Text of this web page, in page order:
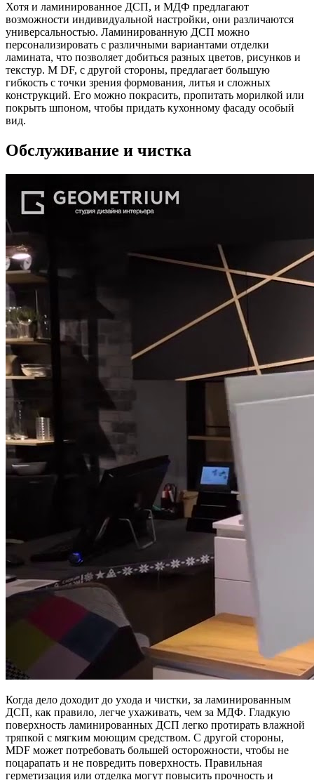
Хотя и ламинированное ДСП, и МДФ предлагают
возможности индивидуальной настройки, они различаются
универсальностью. Ламинированную ДСП можно
персонализировать с различными вариантами отделки
ламината, что позволяет добиться разных цветов, рисунков и
текстур. M DF, с другой стороны, предлагает большую
гибкость с точки зрения формования, литья и сложных
конструкций. Его можно покрасить, пропитать морилкой или
покрыть шпоном, чтобы придать кухонному фасаду особый
вид.
Обслуживание и чистка
Когда дело доходит до ухода и чистки, за ламинированным
ДСП, как правило, легче ухаживать, чем за МДФ. Гладкую
поверхность ламинированных ДСП легко протирать влажной
тряпкой с мягким моющим средством. С другой стороны,
MDF может потребовать большей осторожности, чтобы не
поцарапать и не повредить поверхность. Правильная
герметизация или отделка могут повысить прочность и